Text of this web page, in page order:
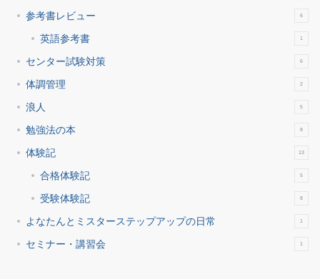
参考書レビュー 6
英語参考書 1
センター試験対策 6
体調管理 2
浪人 5
勉強法の本 8
体験記 13
合格体験記 5
受験体験記 8
よなたんとミスターステップアップの日常 1
セミナー・講習会 1